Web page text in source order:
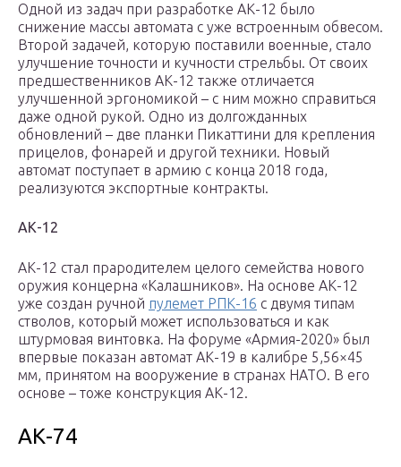
Одной из задач при разработке АК-12 было
снижение массы автомата с уже встроенным обвесом.
Второй задачей, которую поставили военные, стало
улучшение точности и кучности стрельбы. От своих
предшественников АК-12 также отличается
улучшенной эргономикой – с ним можно справиться
даже одной рукой. Одно из долгожданных
обновлений – две планки Пикаттини для крепления
прицелов, фонарей и другой техники. Новый
автомат поступает в армию с конца 2018 года,
реализуются экспортные контракты.
АК-12
АК-12 стал прародителем целого семейства нового
оружия концерна «Калашников». На основе АК-12
уже создан ручной пулемет РПК-16 с двумя типам
стволов, который может использоваться и как
штурмовая винтовка. На форуме «Армия-2020» был
впервые показан автомат АК-19 в калибре 5,56×45
мм, принятом на вооружение в странах НАТО. В его
основе – тоже конструкция АК-12.
АК-74